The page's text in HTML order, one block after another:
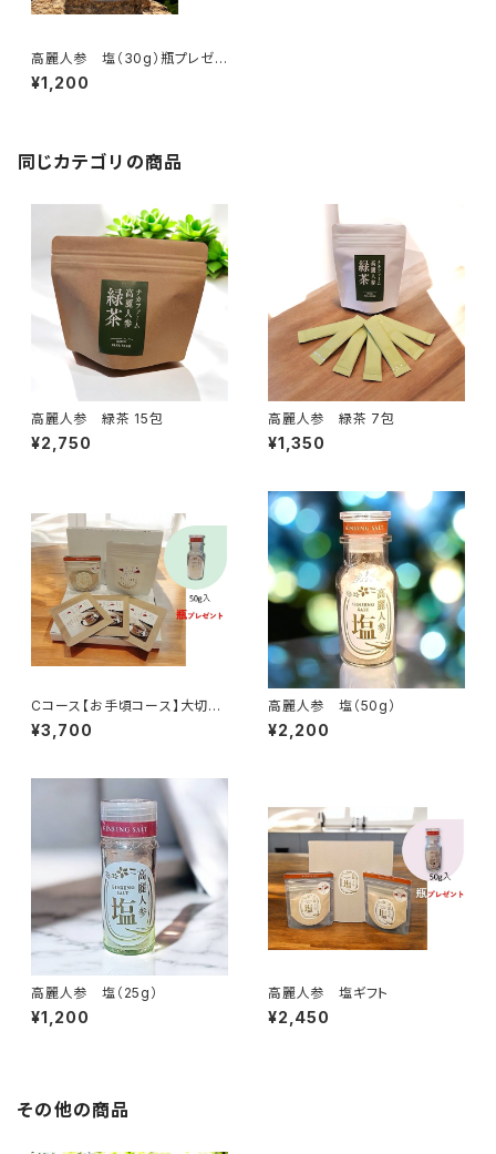
高麗人参 塩（30g）瓶プレゼン
ト
¥1,200
同じカテゴリの商品
高麗人参 緑茶 15包
¥2,750
高麗人参 緑茶 7包
¥1,350
Cコース【お手頃コース】大切な
人にいつもありがとう❣
¥3,700
高麗人参 塩（50g）
¥2,200
高麗人参 塩（25g）
¥1,200
高麗人参 塩ギフト
¥2,450
その他の商品